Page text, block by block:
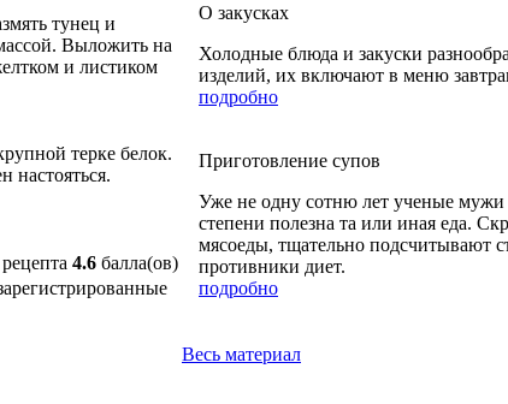
тунец и
Выложить на
и листиком
терке белок.
настояться.
4.6 балла(ов)
О закусках
Холодные блюда и закуски
изделий, их включают в меню
подробно
Приготовление супов
Уже не одну сотню лет ученые
степени полезна та или иная еда.
мясоеды, тщательно подсчитывают
противники диет.
подробно
Весь материал